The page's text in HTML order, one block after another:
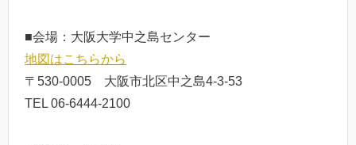
■会場：大阪大学中之島センター
地図はこちらから
〒530-0005 大阪市北区中之島4-3-53
TEL 06-6444-2100